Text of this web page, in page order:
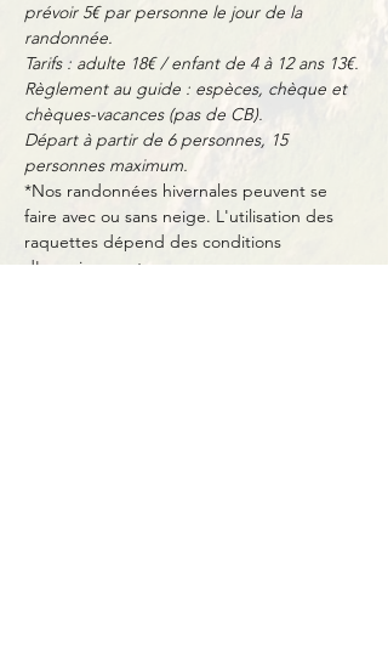
prévoir 5€ par personne le jour de la
randonnée.
Tarifs : adulte 18€ / enfant de 4 à 12 ans 13€.
Règlement au guide : espèces, chèque et
chèques-vacances (pas de CB).
Départ à partir de 6 personnes, 15
personnes maximum.
*Nos randonnées hivernales peuvent se
faire avec ou sans neige. L'utilisation des
raquettes dépend des conditions
d'enneigement.